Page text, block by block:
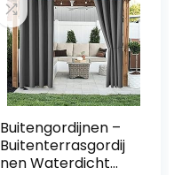
Buitengordijnen –
Buitenterrasgordij
nen Waterdicht